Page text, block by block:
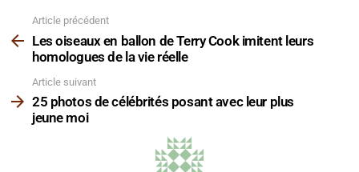
plus
Article précédent
Les oiseaux en ballon de Terry Cook imitent leurs
homologues de la vie réelle
Article suivant
25 photos de célébrités posant avec leur plus
jeune moi